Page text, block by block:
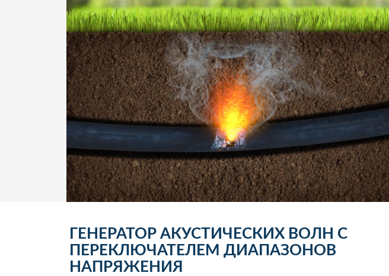
ГЕНЕРАТОР АКУСТИЧЕСКИХ ВОЛН С
ПЕРЕКЛЮЧАТЕЛЕМ ДИАПАЗОНОВ
НАПРЯЖЕНИЯ